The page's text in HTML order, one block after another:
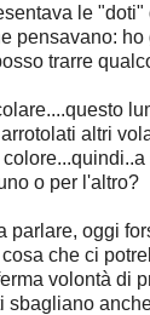
le
pensavano:
trarre
altri
o per l'altro?
parlare, oggi
che ci
volontà di
sbagliano